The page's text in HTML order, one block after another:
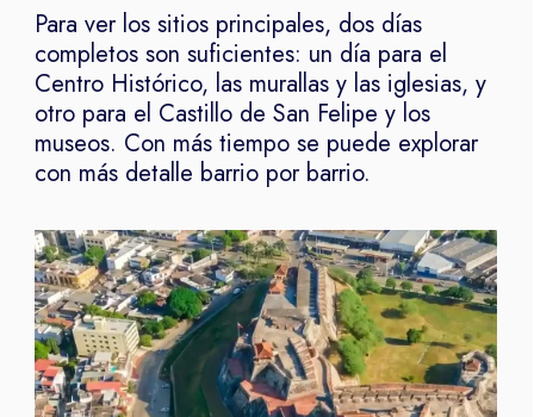
Para ver los sitios principales, dos días
completos son suficientes: un día para el
Centro Histórico, las murallas y las iglesias, y
otro para el Castillo de San Felipe y los
museos. Con más tiempo se puede explorar
con más detalle barrio por barrio.